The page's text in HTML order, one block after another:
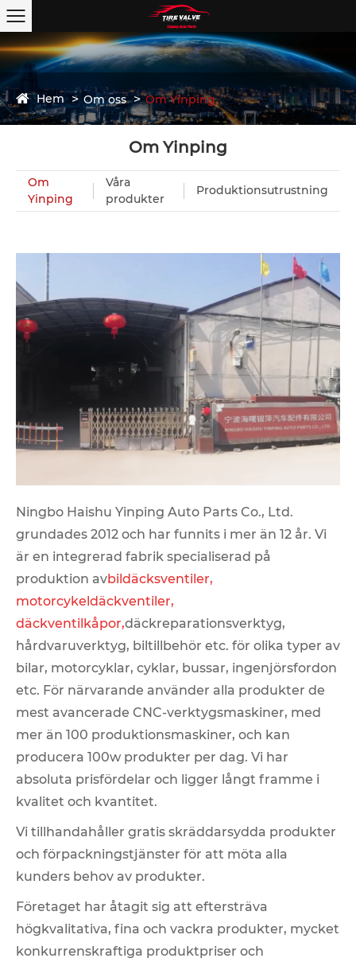
Hem Om oss Om Yinping
Om Yinping
Om
Yinping
Våra
produkter
Produktionsutrustning
Ningbo Haishu Yinping Auto Parts Co., Ltd.
grundades 2012 och har funnits i mer än 12 år. Vi
är en integrerad fabrik specialiserad på
produktion avbildäcksventiler,
motorcykeldäckventiler,
däckventilkåpor,däckreparationsverktyg,
hårdvaruverktyg, biltillbehör etc. för olika typer av
bilar, motorcyklar, cyklar, bussar, ingenjörsfordon
etc. För närvarande använder alla produkter de
mest avancerade CNC-verktygsmaskiner, med
mer än 100 produktionsmaskiner, och kan
producera 100w produkter per dag. Vi har
absoluta prisfördelar och ligger långt framme i
kvalitet och kvantitet.
Vi tillhandahåller gratis skräddarsydda produkter
och förpackningstjänster för att möta alla
kunders behov av produkter.
Företaget har åtagit sig att eftersträva
högkvalitativa, fina och vackra produkter, mycket
konkurrenskraftiga produktpriser och